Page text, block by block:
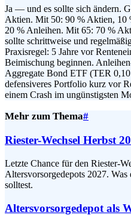
Ja — und es sollte sich ändern.
Aktien. Mit 50: 90 % Aktien, 10
20 % Anleihen. Mit 65: 70 %
sollte schrittweise und
Praxisregel: 5 Jahre vor
Beimischung beginnen.
Aggregate Bond ETF (TER
defensiveres Portfolio kurz vor
einem Crash im ungünstigsten
Mehr zum Thema#
Riester-Wechsel Herbst
Letzte Chance für den Riester-
Altersvorsorgedepots 2027.
solltest.
Altersvorsorgedepot als